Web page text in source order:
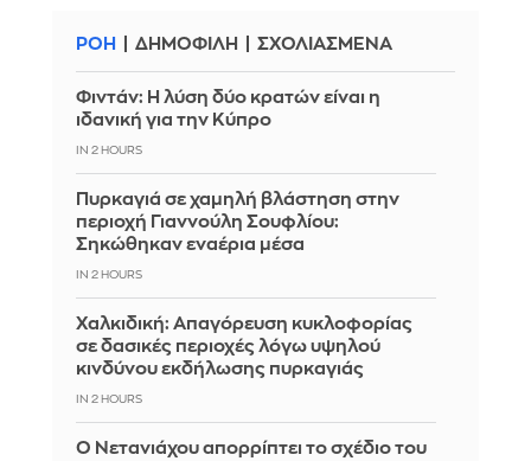
ΡΟΗ ΔΗΜΟΦΙΛΗ ΣΧΟΛΙΑΣΜΕΝΑ
Φιντάν: Η λύση δύο κρατών είναι η
ιδανική για την Κύπρο
IN 2 HOURS
Πυρκαγιά σε χαμηλή βλάστηση στην
περιοχή Γιαννούλη Σουφλίου:
Σηκώθηκαν εναέρια μέσα
IN 2 HOURS
Χαλκιδική: Απαγόρευση κυκλοφορίας
σε δασικές περιοχές λόγω υψηλού
κινδύνου εκδήλωσης πυρκαγιάς
IN 2 HOURS
Ο Νετανιάχου απορρίπτει το σχέδιο του